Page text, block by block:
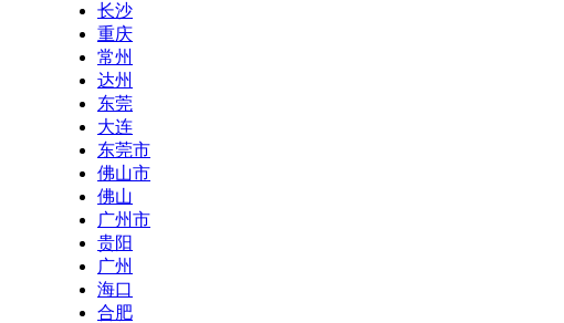
长沙
重庆
常州
达州
东莞
大连
东莞市
佛山市
佛山
广州市
贵阳
广州
海口
合肥